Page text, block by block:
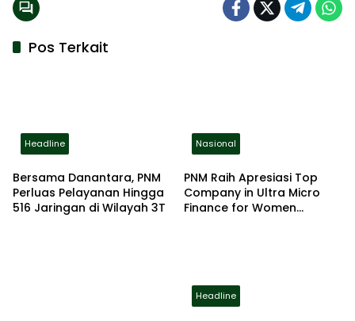
Pos Terkait
Headline
Bersama Danantara, PNM
Perluas Pelayanan Hingga
516 Jaringan di Wilayah 3T
Nasional
PNM Raih Apresiasi Top
Company in Ultra Micro
Finance for Women
Headline